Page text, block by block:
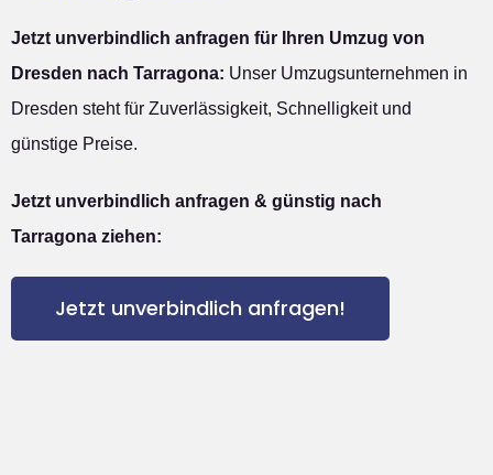
Jetzt unverbindlich anfragen für Ihren Umzug von
Dresden nach Tarragona: Unser Umzugsunternehmen in
Dresden steht für Zuverlässigkeit, Schnelligkeit und
günstige Preise.
Jetzt unverbindlich anfragen & günstig nach
Tarragona ziehen:
Jetzt unverbindlich anfragen!